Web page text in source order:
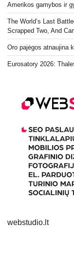
Amerikos gamybos ir
The World’s Last
Scrapped Two, And
Oro pajėgos atnaujina
Eurosatory 2026:
webstudio.lt